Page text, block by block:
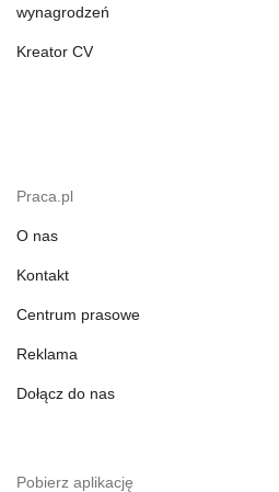
wynagrodzeń
Kreator CV
Praca.pl
O nas
Kontakt
Centrum prasowe
Reklama
Dołącz do nas
Pobierz aplikację